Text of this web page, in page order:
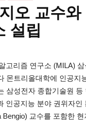
오 교수와
설립
고리즘 연구소 (MILA)
몬트리올대학에 인공지
삼성전자 종합기술원 등
인공지능 분야 권위자인
Bengio) 교수를 포함한